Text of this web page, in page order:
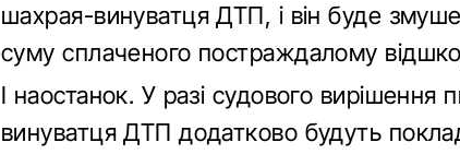
шахрая-винуватця ДТП, і він буде
суму сплаченого постраждалому
І наостанок. У разі судового вирішення
винуватця ДТП додатково будуть